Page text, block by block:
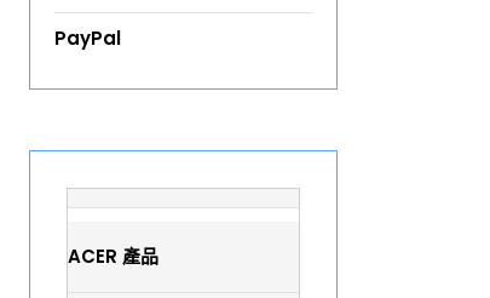
PayPal
ACER 產品